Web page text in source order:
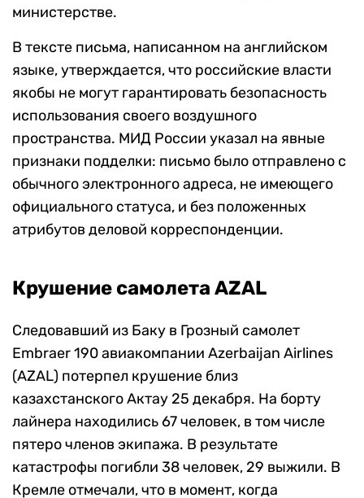
министерстве.
В тексте письма, написанном на английском
языке, утверждается, что российские власти
якобы не могут гарантировать безопасность
использования своего воздушного
пространства. МИД России указал на явные
признаки подделки: письмо было отправлено с
обычного электронного адреса, не имеющего
официального статуса, и без положенных
атрибутов деловой корреспонденции.
Крушение самолета AZAL
Следовавший из Баку в Грозный самолет
Embraer 190 авиакомпании Azerbaijan Airlines
(AZAL) потерпел крушение близ
казахстанского Актау 25 декабря. На борту
лайнера находились 67 человек, в том числе
пятеро членов экипажа. В результате
катастрофы погибли 38 человек, 29 выжили. В
Кремле отмечали, что в момент, когда